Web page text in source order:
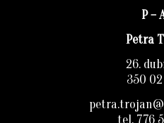
P –
Petra
26.
350
tel. 776